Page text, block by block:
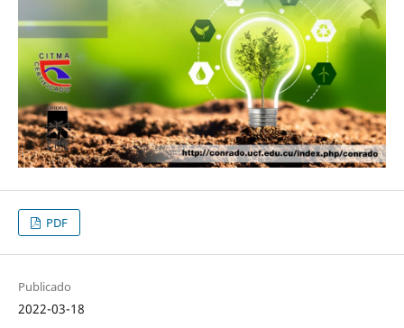
PDF
Publicado
2022-03-18